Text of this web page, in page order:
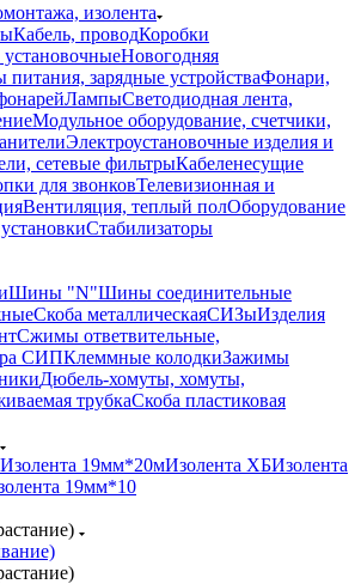
изолента
Кабель, проводКоробки
установочныеНовогодняя
питания, зарядные устройстваФонари,
ЛампыСветодиодная лента,
Модульное оборудование, счетчики,
Электроустановочные изделия и
сетевые фильтрыКабеленесущие
для звонковТелевизионная и
Вентиляция, теплый полОборудование
Стабилизаторы
Шины "N"Шины соединительные
Скоба металлическаяСИЗыИзделия
Сжимы ответвительные,
СИПКлеммные колодкиЗажимы
Дюбель-хомуты, хомуты,
трубкаСкоба пластиковая
Изолента 19мм*20мИзолента ХБИзолента
19мм*10